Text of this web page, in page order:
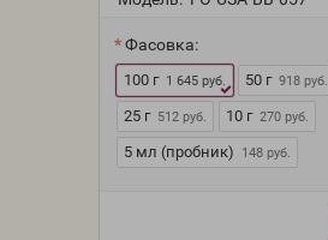
Фасовка:
100 г 1 645 руб. 50 г 918 руб.
25 г 512 руб. 10 г 270 руб.
5 мл (пробник) 148 руб.